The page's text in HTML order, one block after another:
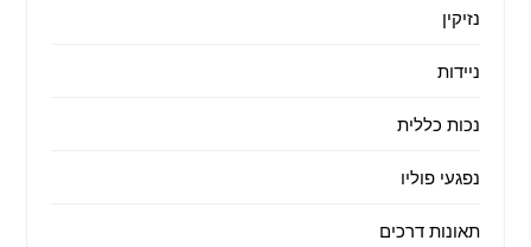
נזיקין
ניידות
נכות כללית
נפגעי פוליו
תאונות דרכים